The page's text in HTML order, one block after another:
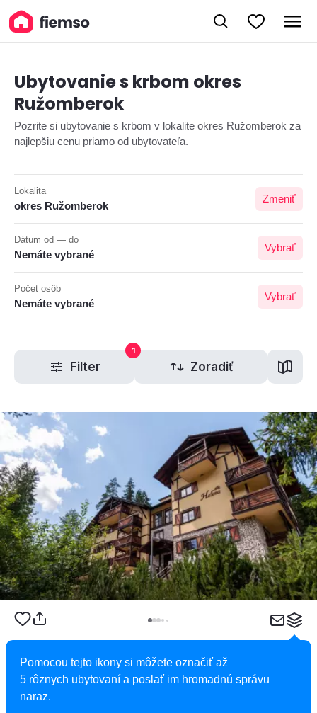
Ubytovanie s krbom okres
Ružomberok
Pozrite si ubytovanie s krbom v lokalite okres Ružomberok za
najlepšiu cenu priamo od ubytovateľa.
Lokalita
okres Ružomberok
Zmeniť
Dátum od — do
Nemáte vybrané
Vybrať
Počet osôb
Nemáte vybrané
Vybrať
Filter
1
Zoradiť
Apartmány pri jazere Hrabovo
Apartmán, Ružomberok, Slovensko
10 apartmánov, 1 - 5 osôb
Pomocou tejto ikony si môžete označiť až
5 rôznych ubytovaní a poslať im hromadnú správu
naraz.